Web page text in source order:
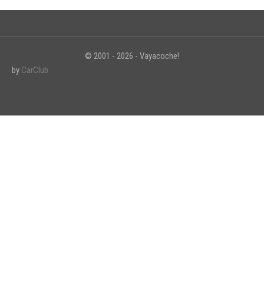
© 2001 - 2026 - Vayacoche!
by CarClub